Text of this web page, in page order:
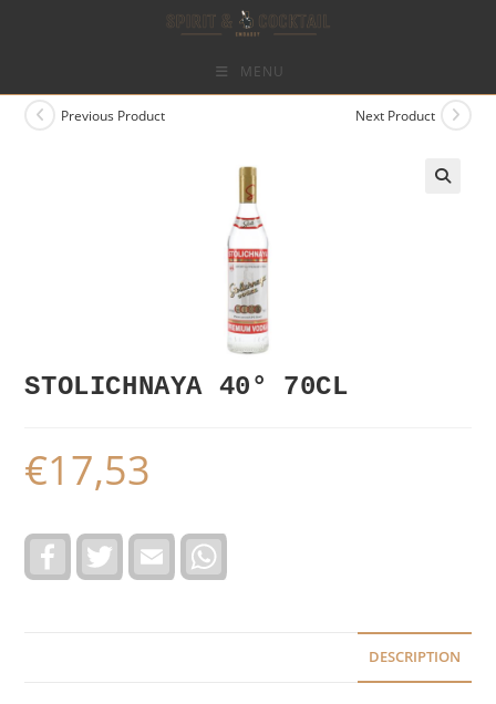
MENU
Previous Product Next Product
STOLICHNAYA 40° 70CL
€17,53
c
T
i
E
a
a
DESCRIPTION